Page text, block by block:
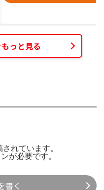
っと見る
れています。
が必要です。
書く